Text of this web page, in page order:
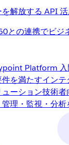
解放する API
との連携でビジ
Platform 入
を満たすイン
ーション技術者
理・監視・分析